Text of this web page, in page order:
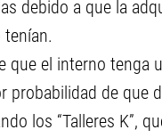
debido a que la
que el interno tenga
probabilidad de
los “Talleres K”,